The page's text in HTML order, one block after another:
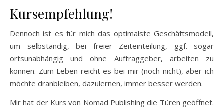
Kursempfehlung!
Dennoch ist es für mich das optimalste Geschäftsmodell,
um selbständig, bei freier Zeiteinteilung, ggf. sogar
ortsunabhängig und ohne Auftraggeber, arbeiten zu
können. Zum Leben reicht es bei mir (noch nicht), aber ich
möchte dranbleiben, dazulernen, immer besser werden.
Mir hat der Kurs von Nomad Publishing die Türen geöffnet.